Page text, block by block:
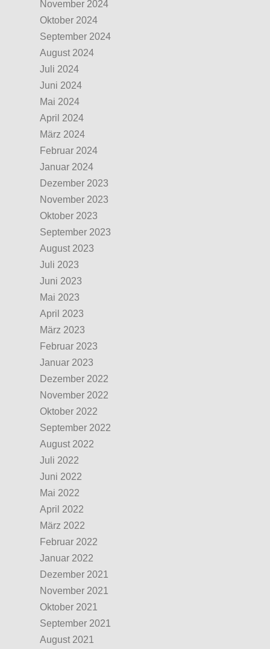
November 2024
Oktober 2024
September 2024
August 2024
Juli 2024
Juni 2024
Mai 2024
April 2024
März 2024
Februar 2024
Januar 2024
Dezember 2023
November 2023
Oktober 2023
September 2023
August 2023
Juli 2023
Juni 2023
Mai 2023
April 2023
März 2023
Februar 2023
Januar 2023
Dezember 2022
November 2022
Oktober 2022
September 2022
August 2022
Juli 2022
Juni 2022
Mai 2022
April 2022
März 2022
Februar 2022
Januar 2022
Dezember 2021
November 2021
Oktober 2021
September 2021
August 2021